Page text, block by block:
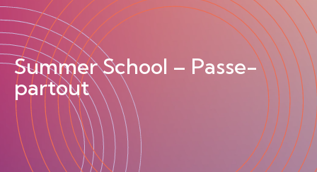
Summer School – Passe-
partout